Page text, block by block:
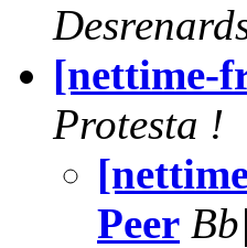
[nettime-
Protesta !
Peer Bb|